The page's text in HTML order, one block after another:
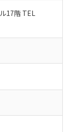
17階 TEL